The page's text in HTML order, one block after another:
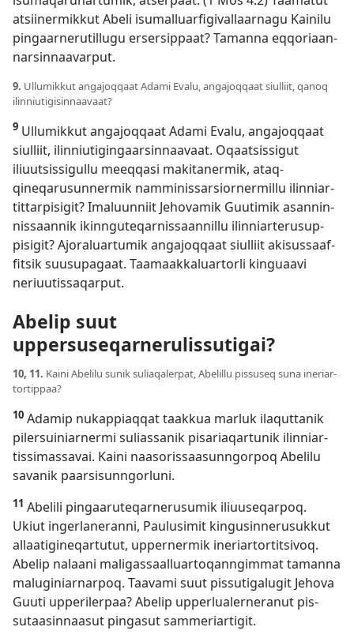
atsiinermik­kut Abeli isumal­luarfigival­laar­nagu Kainilu
pingaar­nerutil­lugu ersersip­paat? Taman­na eq­qoriaan­
narsin­naavar­put.
9. Ul­lumik­kut angajoq­qaat Adami Evalu, angajoq­qaat siul­liit, qanoq
ilin­niutigisin­naavaat?
9 Ul­lumik­kut angajoq­qaat Adami Evalu, angajoq­qaat
siul­liit, ilin­niutigingaarsin­naavaat. Oqaatsis­sigut
iliuutsis­sigul­lu meeq­qasi makitanermik, ataq­
qineqarusun­nermik nam­minis­sarsior­nermil­lu ilin­niar­
tit­tar­pisigit? Imaluun­niit Jehovamik Guutimik asan­nin­
nis­saan­nik ikin­nguteqar­nis­saan­nil­lu ilin­niar­terusup­
pisigit? Ajoraluar­tumik angajoq­qaat siul­liit akisus­saaf­
fitsik suusupagaat. Taamaak­kaluar­torli kinguaavi
neriuutis­saqar­put.
Abelip suut
uppersuseqarnerulissutigai?
10, 11. Kaini Abelilu sunik suliaqaler­pat, Abelil­lu pis­suseq suna ineriar­
tor­tip­paa?
10 Adamip nukap­piaq­qat taak­kua marluk ilaqut­tanik
pilersuiniar­nermi sulias­sanik pisariaqar­tunik ilin­niar­
tis­simas­savai. Kaini naasoris­saasun­ngor­poq Abelilu
savanik paarsisun­ngorluni.
11 Abelili pingaaruteqar­nerusumik iliuuseqar­poq.
Ukiut ingerlaneran­ni, Paulusimit kingusin­nerusuk­kut
al­laatigineqar­tutut, up­per­nermik ineriar­tor­titsivoq.
Abelip nalaani maligas­saal­luar­toqan­ngim­mat taman­na
maluginiar­nar­poq. Taavami suut pis­sutigalugit Jehova
Guuti up­periler­paa? Abelip up­perlualer­neranut pis­
sutaasin­naasut pingasut sam­meriar­tigit.